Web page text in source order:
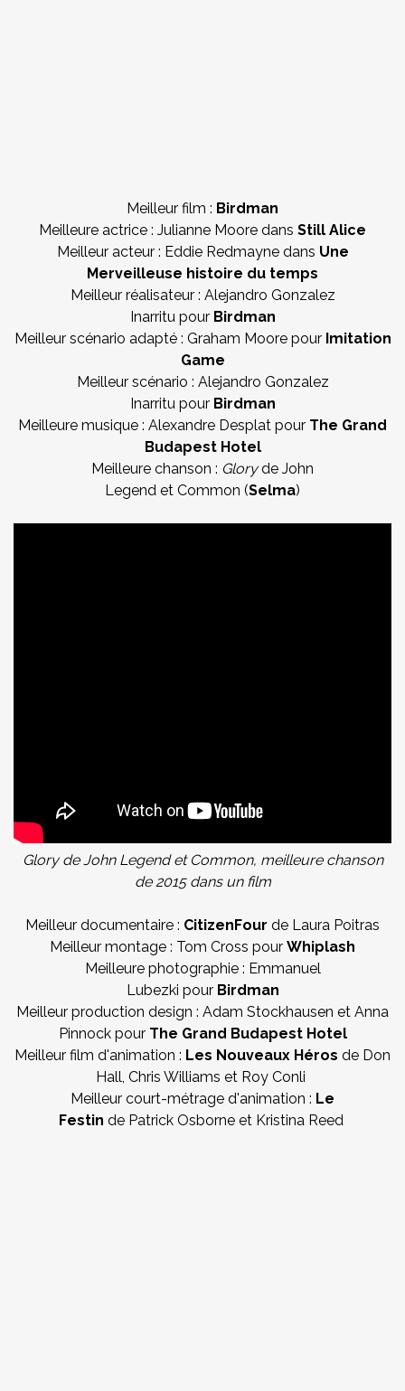
Meilleur film : Birdman
Meilleure actrice : Julianne Moore dans Still Alice
Meilleur acteur : Eddie Redmayne dans Une
Merveilleuse histoire du temps
Meilleur réalisateur : Alejandro Gonzalez
Inarritu pour Birdman
Meilleur scénario adapté : Graham Moore pour Imitation
Game
Meilleur scénario : Alejandro Gonzalez
Inarritu pour Birdman
Meilleure musique : Alexandre Desplat pour The Grand
Budapest Hotel
Meilleure chanson : Gloryde John
Legend et Common (Selma)
Glory de John Legend et Common, meilleure chanson
de 2015 dans un film
Meilleur documentaire : CitizenFour de Laura Poitras
Meilleur montage : Tom Cross pour Whiplash
Meilleure photographie : Emmanuel
Lubezki pour Birdman
Meilleur production design : Adam Stockhausen et Anna
Pinnock pour The Grand Budapest Hotel
Meilleur film d'animation : Les Nouveaux Héros de Don
Hall, Chris Williams et Roy Conli
Meilleur court-métrage d'animation : Le
Festin de Patrick Osborne et Kristina Reed